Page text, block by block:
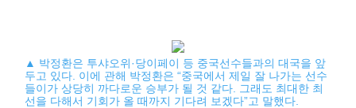
▲ 박정환은 투샤오위·당이페이 등 중국선수들과의 대국을 앞
두고 있다. 이에 관해 박정환은 “중국에서 제일 잘 나가는 선수
들이가 상당히 까다로운 승부가 될 것 같다. 그래도 최대한 최
선을 다해서 기회가 올 때까지 기다려 보겠다”고 말했다.